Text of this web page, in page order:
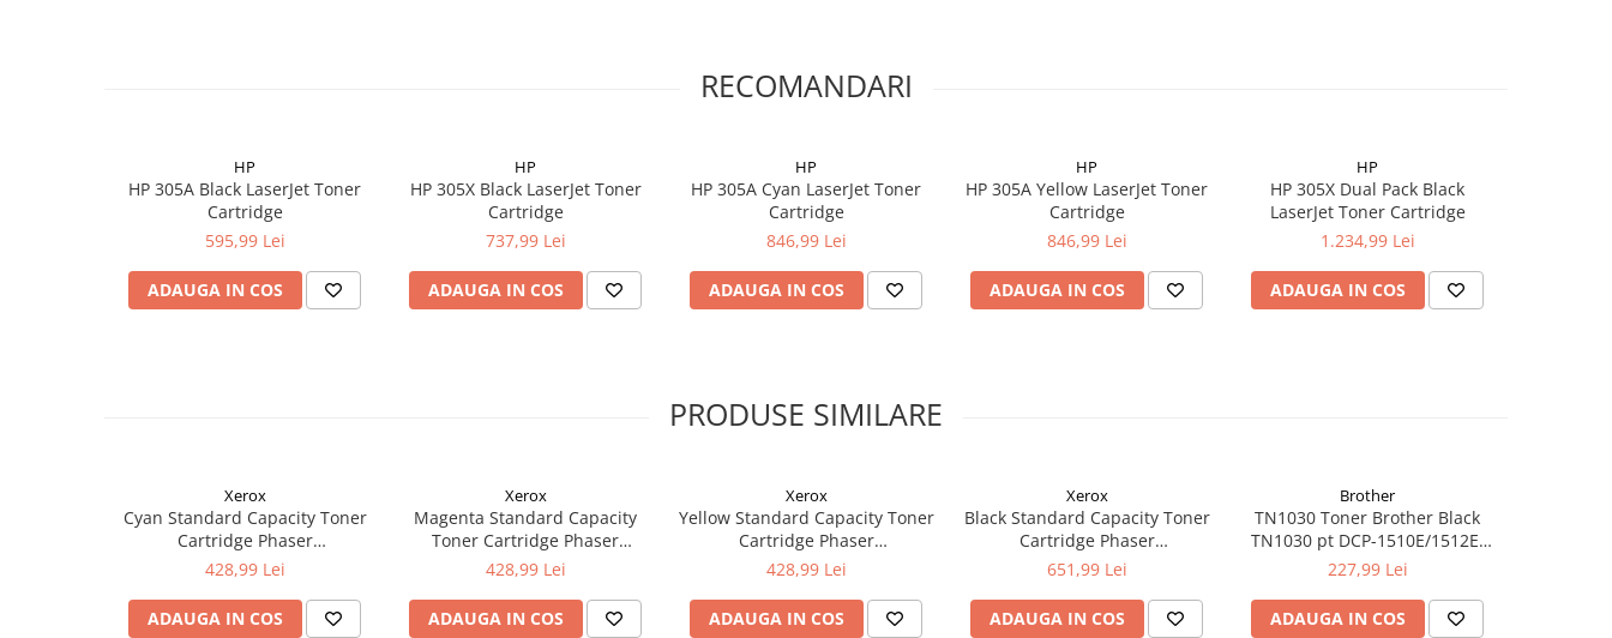
RECOMANDARI
HP
HP 305A Black LaserJet Toner
Cartridge
595,99 Lei
ADAUGA IN COS
HP
HP 305X Black LaserJet Toner
Cartridge
737,99 Lei
ADAUGA IN COS
HP
HP 305A Cyan LaserJet Toner
Cartridge
846,99 Lei
ADAUGA IN COS
HP
HP 305A Yellow LaserJet Toner
Cartridge
846,99 Lei
ADAUGA IN COS
HP
HP 305X Dual Pack Black
LaserJet Toner Cartridge
1.234,99 Lei
ADAUGA IN COS
PRODUSE SIMILARE
Xerox
Cyan Standard Capacity Toner
Cartridge Phaser
6510/WorkCentre 6515
428,99 Lei
ADAUGA IN COS
Xerox
Magenta Standard Capacity
Toner Cartridge Phaser
6510/WorkCentre 6515
428,99 Lei
ADAUGA IN COS
Xerox
Yellow Standard Capacity Toner
Cartridge Phaser
6510/WorkCentre 6515
428,99 Lei
ADAUGA IN COS
Xerox
Black Standard Capacity Toner
Cartridge Phaser
6510/WorkCentre 6515
651,99 Lei
ADAUGA IN COS
Brother
TN1030 Toner Brother Black
TN1030 pt DCP-1510E/1512E,
HL-1110E/1112E ,1K
227,99 Lei
ADAUGA IN COS